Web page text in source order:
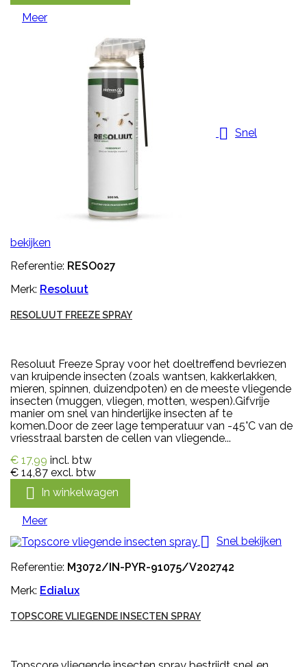
Meer
 Snel
bekijken
Referentie: RESO027
Merk: Resoluut
RESOLUUT FREEZE SPRAY
Resoluut Freeze Spray voor het doeltreffend bevriezen
van kruipende insecten (zoals wantsen, kakkerlakken,
mieren, spinnen, duizendpoten) en de meeste vliegende
insecten (muggen, vliegen, motten, wespen).Gifvrije
manier om snel van hinderlijke insecten af te
komen.Door de zeer lage temperatuur van -45°C van de
vriesstraal barsten de cellen van vliegende...
€ 17,99 incl. btw
€ 14,87 excl. btw
 In winkelwagen
Meer
 Snel bekijken
Referentie: M3072/IN-PYR-91075/V202742
Merk: Edialux
TOPSCORE VLIEGENDE INSECTEN SPRAY